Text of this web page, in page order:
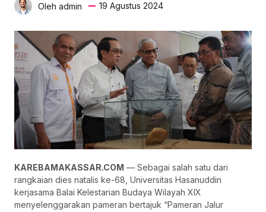
Oleh admin 19 Agustus 2024
KAREBAMAKASSAR.COM — Sebagai salah satu dari
rangkaian dies natalis ke-68, Universitas Hasanuddin
kerjasama Balai Kelestarian Budaya Wilayah XIX
menyelenggarakan pameran bertajuk “Pameran Jalur